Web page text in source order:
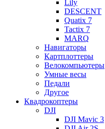
Lily
DESCENT
Quatix 7
Tactix 7
MARQ
Навигаторы
Картплоттеры
Велокомпьютеры
Умные весы
Педали
Другое
Квадрокоптеры
DJI
DJI Mavic 3